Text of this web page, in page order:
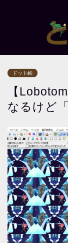
ドット絵
【
なるけど